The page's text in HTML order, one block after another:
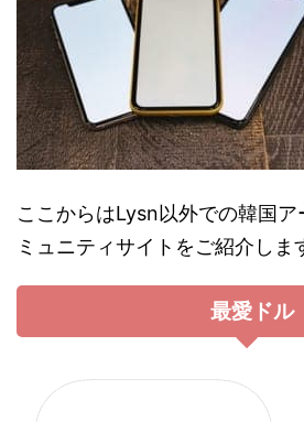
ここからはLysn以外での韓国ア
ミュニティサイトをご紹介しま
最愛ドル